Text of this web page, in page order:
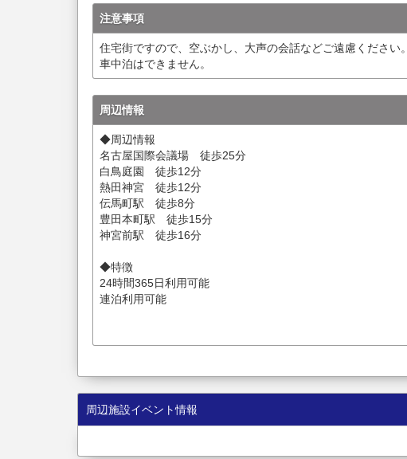
注意事項
住宅街ですので、空ぶかし、大声の会話などご遠慮ください。
車中泊はできません。
周辺情報
◆周辺情報
名古屋国際会議場 徒歩25分
白鳥庭園 徒歩12分
熱田神宮 徒歩12分
伝馬町駅 徒歩8分
豊田本町駅 徒歩15分
神宮前駅 徒歩16分
◆特徴
24時間365日利用可能
連泊利用可能
周辺施設イベント情報